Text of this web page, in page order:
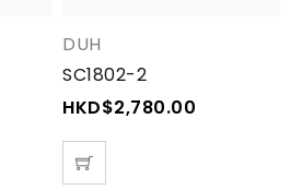
DUH
SC1802-2
HKD$2,780.00